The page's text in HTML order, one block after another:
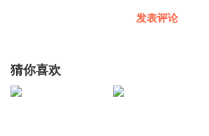
发表评论
猜你喜欢